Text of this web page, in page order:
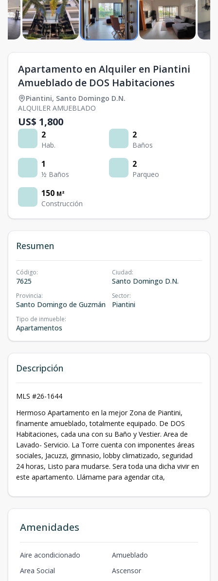
Apartamento en Alquiler en Piantini
Amueblado de DOS Habitaciones
Piantini, Santo Domingo D.N.
ALQUILER AMUEBLADO
US$ 1,800
2
Hab.
2
Baños
1
½ Baños
2
Parqueo
150 M²
Construcción
Resumen
Código:
7625
Ciudad:
Santo Domingo D.N.
Provincia:
Santo Domingo de Guzmán
Sector:
Piantini
Tipo de inmueble:
Apartamentos
Descripción
MLS #26-1644
Hermoso Apartamento en la mejor Zona de Piantini,
finamente amueblado, totalmente equipado. De DOS
Habitaciones, cada una con su Baño y Vestier. Area de
Lavado- Servicio. La Torre cuenta con imponentes áreas
sociales, Jacuzzi, gimnasio, lobby climatizado, seguridad
24 horas, Listo para mudarse. Sera toda una dicha vivir en
este apartamento. Llámame para agendar cita,
Amenidades
Aire acondicionado
Amueblado
Area Social
Ascensor